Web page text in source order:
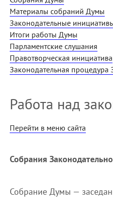
Материалы собраний Думы
Законодательные
Итоги работы Думы
Парламентские слушания
Правотворческая инициатива
Законодательная
Работа над
Перейти в меню сайта
Собрания
Собрание Думы —